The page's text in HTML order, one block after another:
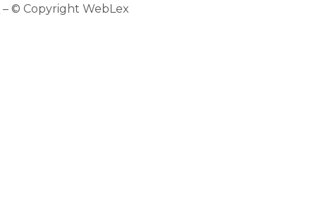
– © Copyright WebLex